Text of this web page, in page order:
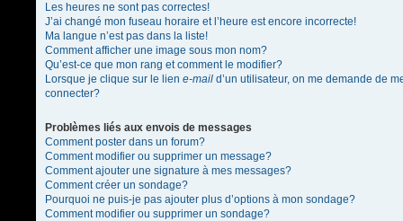
Les heures ne sont pas correctes!
J’ai changé mon fuseau horaire et l’heure est encore incorrecte!
Ma langue n’est pas dans la liste!
Comment afficher une image sous mon nom?
Qu’est-ce que mon rang et comment le modifier?
Lorsque je clique sur le lien e-mail d’un utilisateur, on me demande de
connecter?
Problèmes liés aux envois de messages
Comment poster dans un forum?
Comment modifier ou supprimer un message?
Comment ajouter une signature à mes messages?
Comment créer un sondage?
Pourquoi ne puis-je pas ajouter plus d’options à mon sondage?
Comment modifier ou supprimer un sondage?